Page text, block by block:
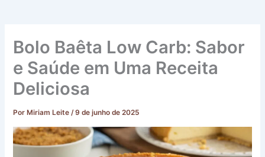
Bolo Baêta Low Carb: Sabor
e Saúde em Uma Receita
Deliciosa
Por Miriam Leite/9 de junho de 2025